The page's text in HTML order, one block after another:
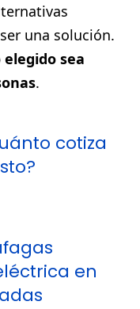
una solución.
sea
.
cotiza
en